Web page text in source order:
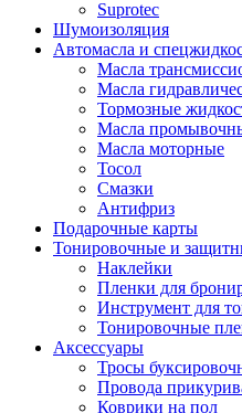
Suprotec
Шумоизоляция
Автомасла и
Масла
Масла
Тормозные
Масла
Масла моторные
Тосол
Смазки
Антифриз
Подарочные карты
Тонировочные и
Наклейки
Пленки для
Инструмент для
Тонировочные
Аксессуары
Тросы
Провода
Коврики на пол